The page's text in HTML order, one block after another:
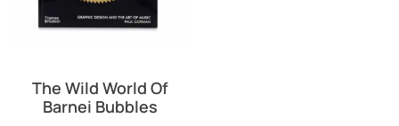
The Wild World Of
Barnei Bubbles